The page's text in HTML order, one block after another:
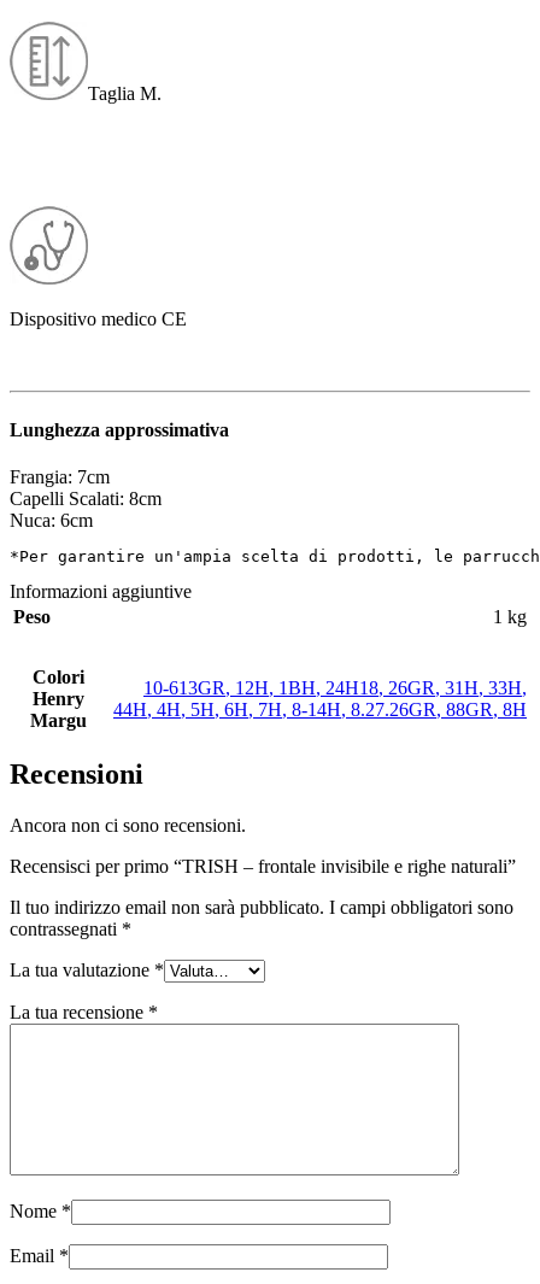
Taglia M.
Dispositivo medico CE
Lunghezza approssimativa
Frangia: 7cm
Capelli Scalati: 8cm
Nuca: 6cm
*Per garantire un'ampia scelta di prodotti, le
Informazioni aggiuntive
Peso
1 kg
Colori
Henry
Margu
10-613GR, 12H, 1BH, 24H18, 26GR, 31H, 33H,
44H, 4H, 5H, 6H, 7H, 8-14H, 8.27.26GR, 88GR, 8H
Recensioni
Ancora non ci sono recensioni.
Recensisci per primo “TRISH – frontale invisibile e righe naturali”
Il tuo indirizzo email non sarà pubblicato. I campi obbligatori sono
contrassegnati *
La tua valutazione *
La tua recensione *
Nome *
Email *